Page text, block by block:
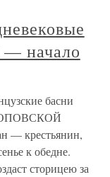
— начало
басни
— крестьянин,
к обедне.
сторицею за